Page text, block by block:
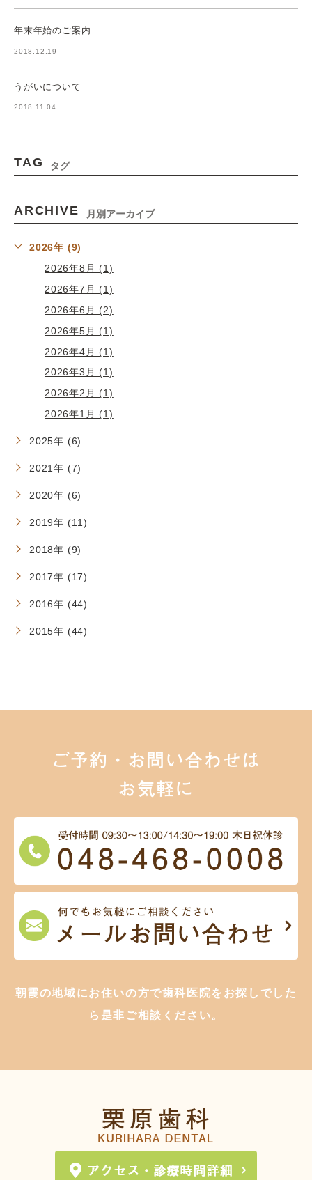
年末年始のご案内
2018.12.19
うがいについて
2018.11.04
TAG タグ
ARCHIVE 月別アーカイブ
2026年 (9)
2026年8月 (1)
2026年7月 (1)
2026年6月 (2)
2026年5月 (1)
2026年4月 (1)
2026年3月 (1)
2026年2月 (1)
2026年1月 (1)
2025年 (6)
2021年 (7)
2020年 (6)
2019年 (11)
2018年 (9)
2017年 (17)
2016年 (44)
2015年 (44)
ご予約・お問い合わせは
お気軽に
朝霞の地域にお住いの方で歯科医院をお探しでした
ら是非ご相談ください。